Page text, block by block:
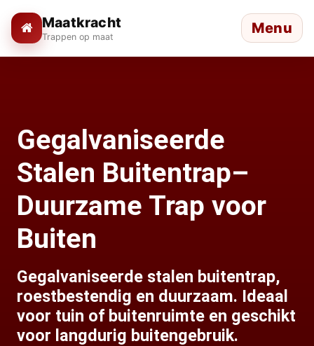
Maatkracht
Trappen op maat Menu
Gegalvaniseerde
Stalen Buitentrap–
Duurzame Trap voor
Buiten
Gegalvaniseerde stalen buitentrap,
roestbestendig en duurzaam. Ideaal
voor tuin of buitenruimte en geschikt
voor langdurig buitengebruik.